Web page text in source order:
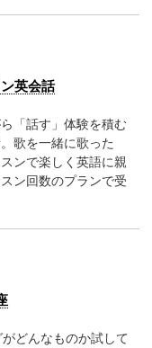
英会話
「話す」体験を積む
歌を一緒に歌った
ンで楽しく英語に親
ン回数のプランで受
どんなものか試して